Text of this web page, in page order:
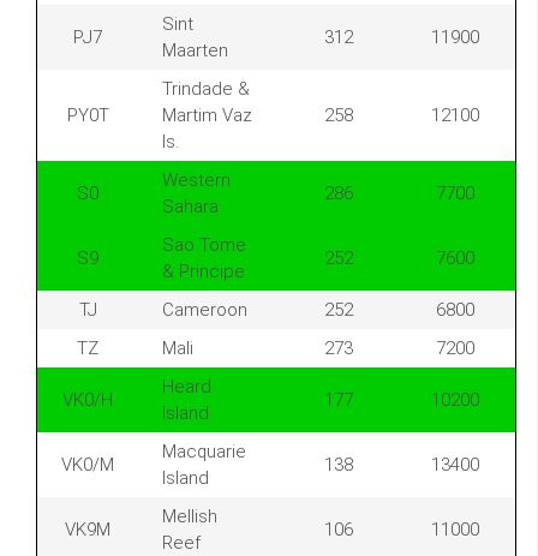
PJ7
Sint
Maarten
312 11900
PY0T
Trindade &
Martim Vaz
Is.
258 12100
S0
Western
Sahara
286 7700
S9
Sao Tome
& Principe
252 7600
TJ Cameroon 252
6800
TZ
Mali 273 7200
VK0/H
Heard
Island
177 10200
VK0/M
Macquarie
Island
138 13400
VK9M
Mellish
Reef
106 11000